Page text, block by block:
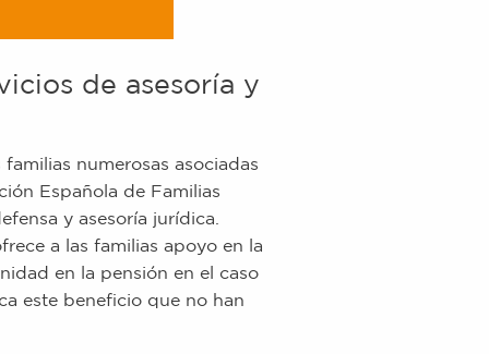
de asesoría y
numerosas asociadas
Española de Familias
y asesoría jurídica.
a las familias apoyo en la
en la pensión en el caso
este beneficio que no han